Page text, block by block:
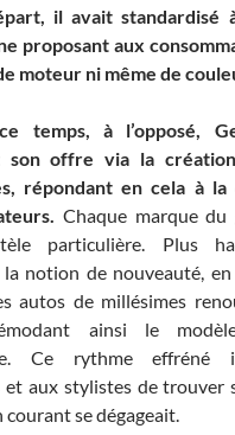
il avait standardisé
proposant aux
moteur ni même de
temps, à l’opposé,
son offre via la
répondant en cela à la
Chaque marque
particulière. Plus
notion de nouveauté,
autos de millésimes
ainsi le
Ce rythme effréné
et aux stylistes de trouver
courant se dégageait.